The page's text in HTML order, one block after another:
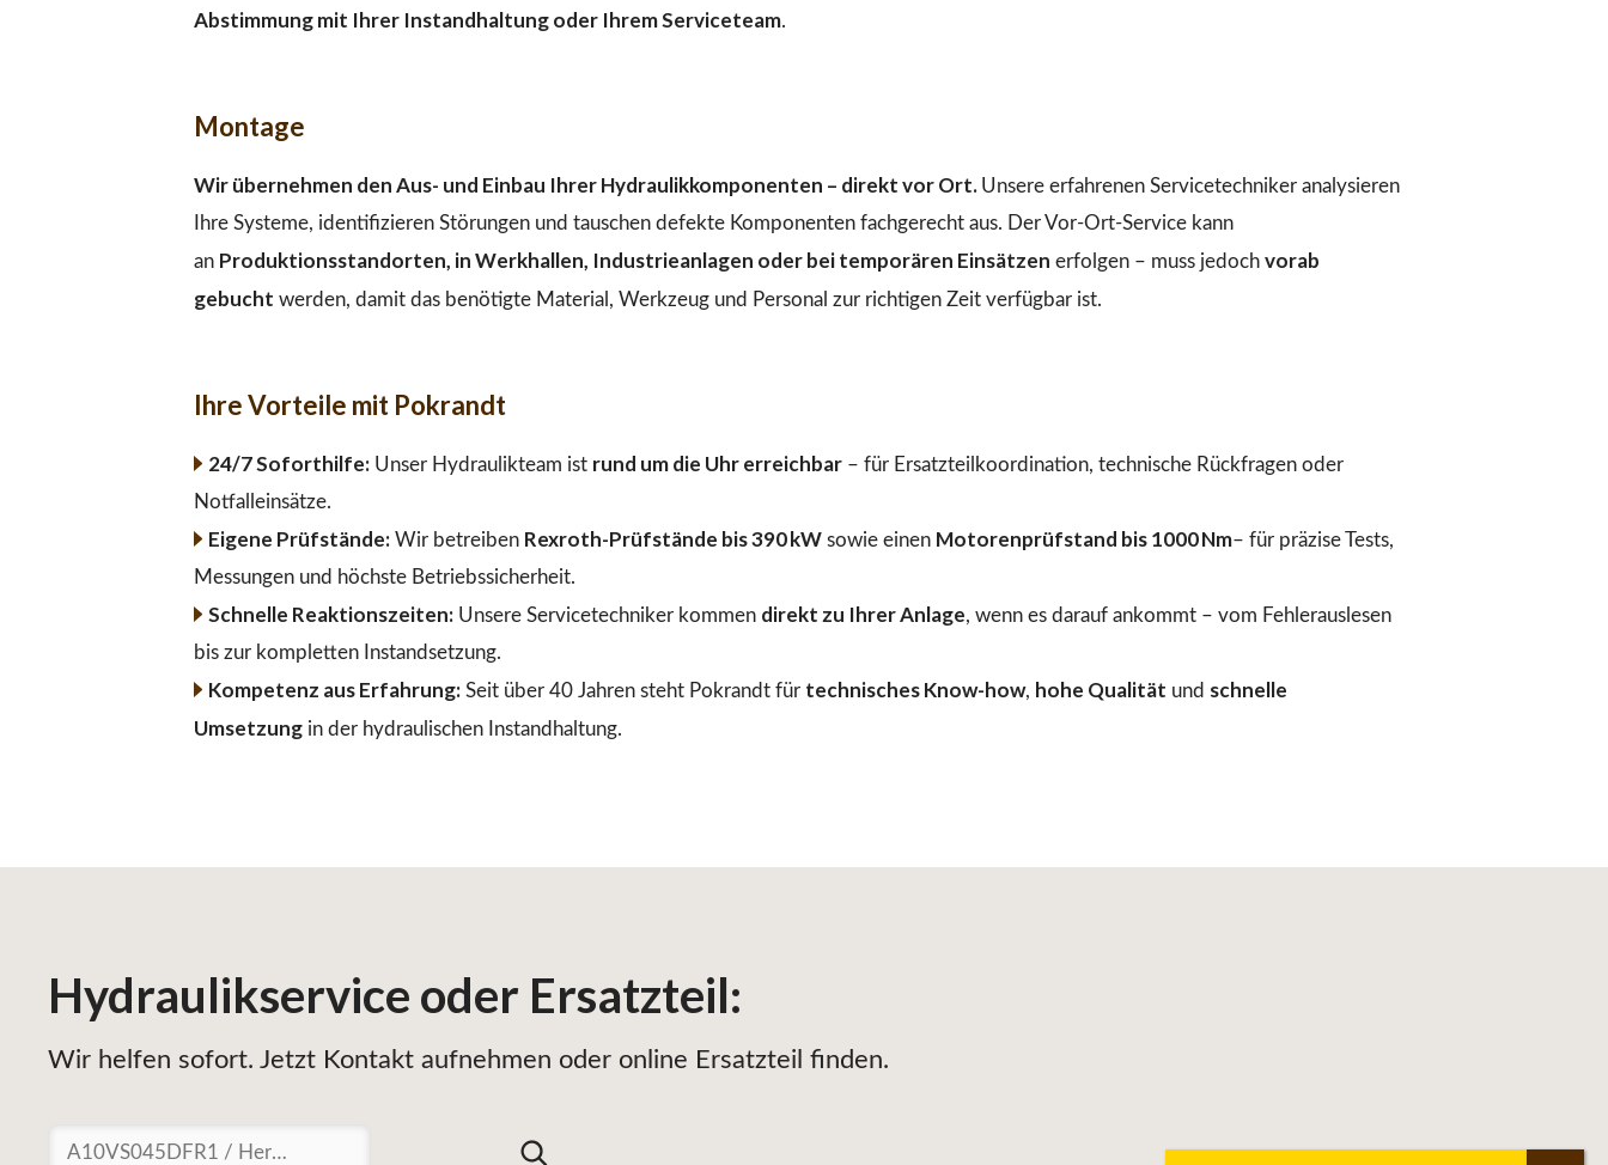
Abstimmung mit Ihrer Instandhaltung oder Ihrem Serviceteam.
Montage
Wir übernehmen den Aus- und Einbau Ihrer Hydraulikkomponenten – direkt vor Ort. Unsere erfahrenen Servicetechniker analysieren
Ihre Systeme, identifizieren Störungen und tauschen defekte Komponenten fachgerecht aus. Der Vor-Ort-Service kann
an Produktionsstandorten, in Werkhallen, Industrieanlagen oder bei temporären Einsätzen erfolgen – muss jedoch vorab
gebucht werden, damit das benötigte Material, Werkzeug und Personal zur richtigen Zeit verfügbar ist.
Ihre Vorteile mit Pokrandt
24/7 Soforthilfe:Unser Hydraulikteam ist rund um die Uhr erreichbar– für Ersatzteilkoordination, technische Rückfragen oder
Notfalleinsätze.
Eigene Prüfstände:Wir betreiben Rexroth-Prüfstände bis 390 kWsowie einen Motorenprüfstand bis 1000 Nm– für präzise Tests,
Messungen und höchste Betriebssicherheit.
Schnelle Reaktionszeiten:Unsere Servicetechniker kommen direkt zu Ihrer Anlage, wenn es darauf ankommt – vom Fehlerauslesen
bis zur kompletten Instandsetzung.
Kompetenz aus Erfahrung:Seit über 40 Jahren steht Pokrandt für technisches Know-how, hohe Qualität und schnelle
Umsetzung in der hydraulischen Instandhaltung.
Hydraulikservice oder Ersatzteil:
Wir helfen sofort. Jetzt Kontakt aufnehmen oder online Ersatzteil finden.
Suchen